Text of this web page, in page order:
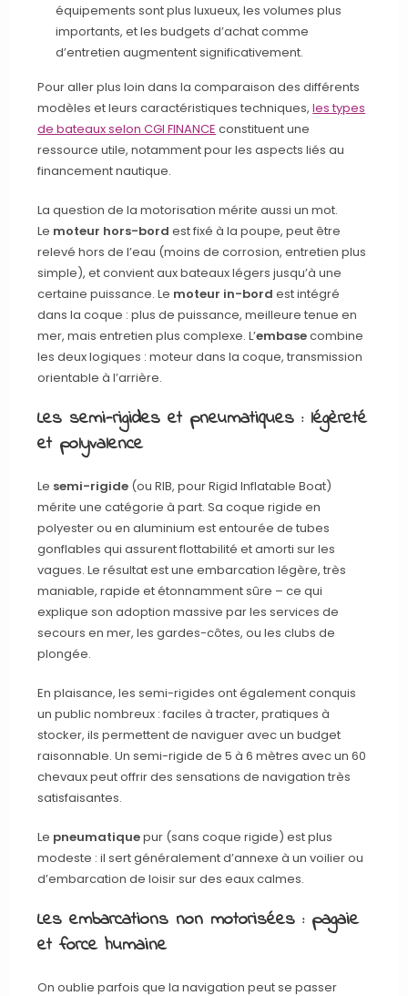
équipements sont plus luxueux, les volumes plus
importants, et les budgets d’achat comme
d’entretien augmentent significativement.
Pour aller plus loin dans la comparaison des différents
modèles et leurs caractéristiques techniques,les types
de bateaux selon CGI FINANCE constituent une
ressource utile, notamment pour les aspects liés au
financement nautique.
La question de la motorisation mérite aussi un mot.
Le moteur hors-bord est fixé à la poupe, peut être
relevé hors de l’eau (moins de corrosion, entretien plus
simple), et convient aux bateaux légers jusqu’à une
certaine puissance. Le moteur in-bord est intégré
dans la coque : plus de puissance, meilleure tenue en
mer, mais entretien plus complexe. L’embasecombine
les deux logiques : moteur dans la coque, transmission
orientable à l’arrière.
Les semi-rigides et pneumatiques : légèreté
et polyvalence
Le semi-rigide (ou RIB, pour Rigid Inflatable Boat)
mérite une catégorie à part. Sa coque rigide en
polyester ou en aluminium est entourée de tubes
gonflables qui assurent flottabilité et amorti sur les
vagues. Le résultat est une embarcation légère, très
maniable, rapide et étonnamment sûre – ce qui
explique son adoption massive par les services de
secours en mer, les gardes-côtes, ou les clubs de
plongée.
En plaisance, les semi-rigides ont également conquis
un public nombreux : faciles à tracter, pratiques à
stocker, ils permettent de naviguer avec un budget
raisonnable. Un semi-rigide de 5 à 6 mètres avec un 60
chevaux peut offrir des sensations de navigation très
satisfaisantes.
Le pneumatiquepur (sans coque rigide) est plus
modeste : il sert généralement d’annexe à un voilier ou
d’embarcation de loisir sur des eaux calmes.
Les embarcations non motorisées : pagaie
et force humaine
On oublie parfois que la navigation peut se passer